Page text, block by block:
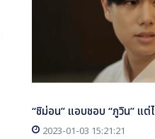
“ชิม่อน” แอบชอบ “ภูวิน” แต่
2023-01-03 15:21:21